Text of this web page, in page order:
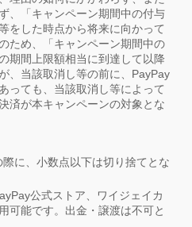
、「キャンペーン期間中の付与
をした時点から将来に向かって
ため、「キャンペーン期間中の
期間上限額相当に到達して以降
、当該取消し等の前に、PayPay
っても、当該取消し等によって
済が本キャンペーンの対象とな
に、小数点以下は切り捨てとな
公式ストア、ワイジェイカ
可能です。出金・譲渡は不可と